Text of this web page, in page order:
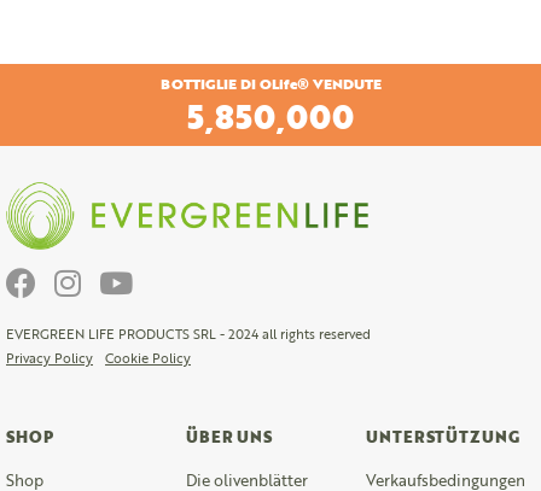
BOTTIGLIE DI OLife® VENDUTE
6,177,600
EVERGREEN LIFE PRODUCTS SRL - 2024 all rights reserved
Privacy Policy
Cookie Policy
SHOP
Shop
ÜBER UNS
Die olivenblätter
UNTERSTÜTZUNG
Verkaufsbedingungen